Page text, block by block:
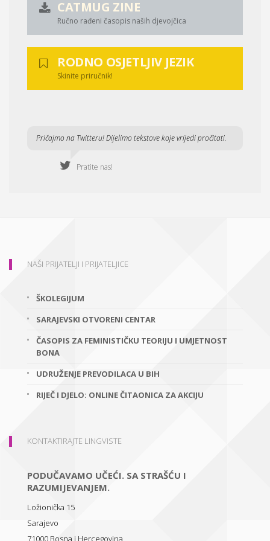
CATMUG ZINE
Ručno rađeni časopis naših djevojčica
RODNO OSJETLJIV JEZIK
Skinite priručnik!
Pričajmo na Twitteru! Dijelimo tekstove koje vrijedi pročitati.
Pratite nas!
NAŠI PRIJATELJI I PRIJATELJICE
ŠKOLEGIJUM
SARAJEVSKI OTVORENI CENTAR
ČASOPIS ZA FEMINISTIČKU TEORIJU I UMJETNOST
BONA
UDRUŽENJE PREVODILACA U BIH
RIJEČ I DJELO: ONLINE ČITAONICA ZA AKCIJU
KONTAKTIRAJTE LINGVISTE
PODUČAVAMO UČEĆI. SA STRAŠĆU I
RAZUMIJEVANJEM.
Ložionička 15
Sarajevo
71000 Bosna i Hercegovina